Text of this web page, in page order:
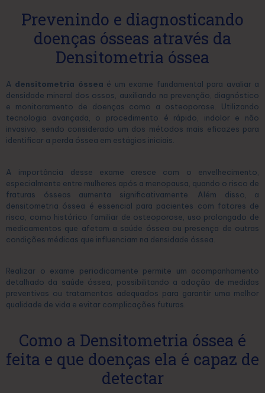
Prevenindo e diagnosticando
doenças ósseas através da
Densitometria óssea
A densitometria óssea é um exame fundamental para avaliar a
densidade mineral dos ossos, auxiliando na prevenção, diagnóstico
e monitoramento de doenças como a osteoporose. Utilizando
tecnologia avançada, o procedimento é rápido, indolor e não
invasivo, sendo considerado um dos métodos mais eficazes para
identificar a perda óssea em estágios iniciais.
A importância desse exame cresce com o envelhecimento,
especialmente entre mulheres após a menopausa, quando o risco de
fraturas ósseas aumenta significativamente. Além disso, a
densitometria óssea é essencial para pacientes com fatores de
risco, como histórico familiar de osteoporose, uso prolongado de
medicamentos que afetam a saúde óssea ou presença de outras
condições médicas que influenciam na densidade óssea.
Realizar o exame periodicamente permite um acompanhamento
detalhado da saúde óssea, possibilitando a adoção de medidas
preventivas ou tratamentos adequados para garantir uma melhor
qualidade de vida e evitar complicações futuras.
Como a Densitometria óssea é
feita e que doenças ela é capaz de
detectar